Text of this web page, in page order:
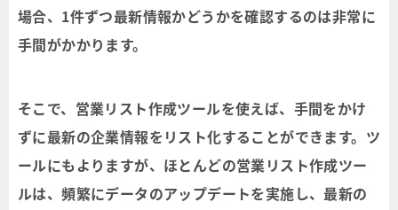
場合、1件ずつ最新情報かどうかを確認するのは非常に
手間がかかります。
そこで、営業リスト作成ツールを使えば、手間をかけ
ずに最新の企業情報をリスト化することができます。ツ
ールにもよりますが、ほとんどの営業リスト作成ツー
ルは、頻繁にデータのアップデートを実施し、最新の